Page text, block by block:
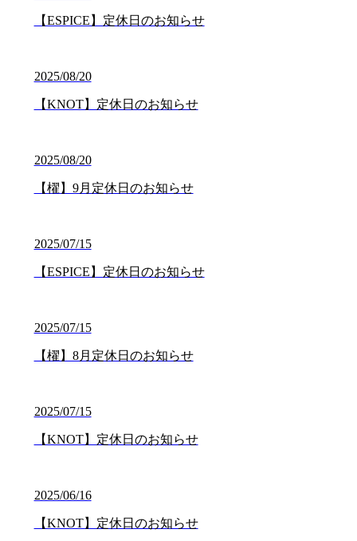
【ESPICE】定休日のお知らせ
2025/08/20
【KNOT】定休日のお知らせ
2025/08/20
【櫂】9月定休日のお知らせ
2025/07/15
【ESPICE】定休日のお知らせ
2025/07/15
【櫂】8月定休日のお知らせ
2025/07/15
【KNOT】定休日のお知らせ
2025/06/16
【KNOT】定休日のお知らせ